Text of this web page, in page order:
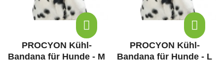
PROCYON Kühl-
Bandana für Hunde - M
PROCYON Kühl-
Bandana für Hunde - L